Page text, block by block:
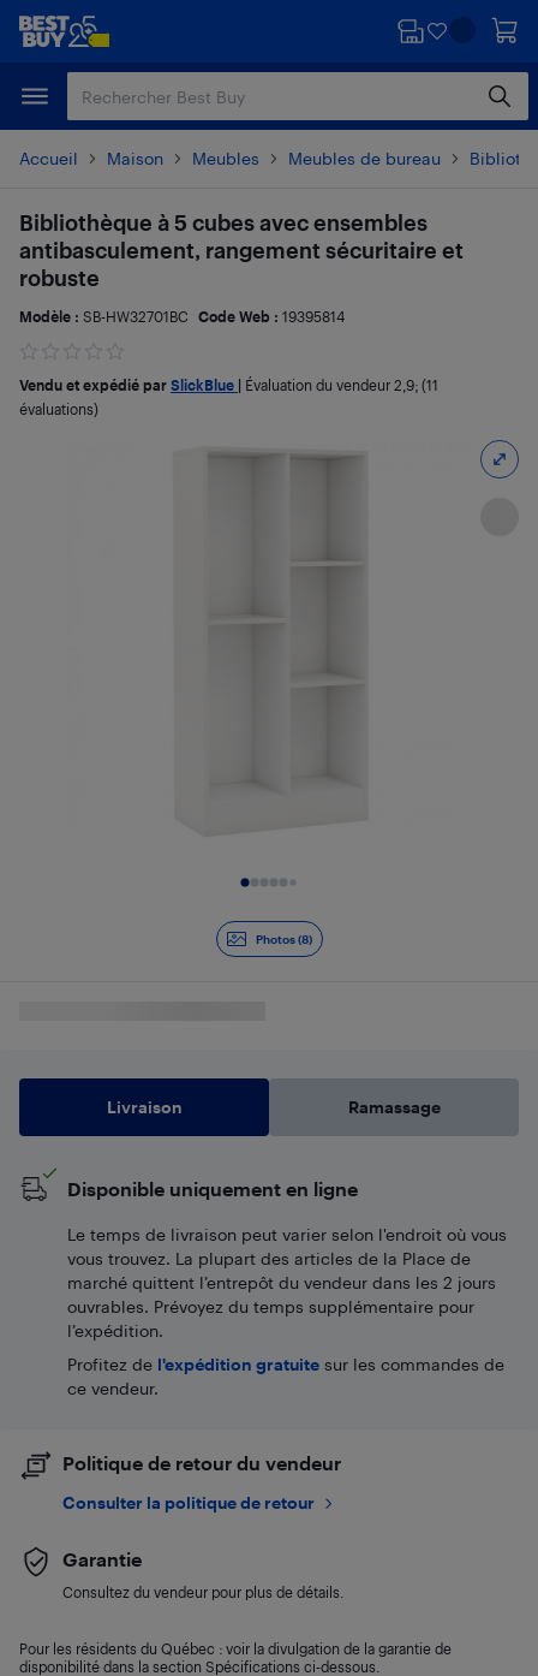
Passer
principal
Passer
Accueil Maison Meubles Meubles de bureau
Photos (8)
Bibliothèque à 5 cubes avec ensembles
antibasculement, rangement sécuritaire et
robuste
Modèle : SB-HW32701BC Code Web : 19395814
Vendu et expédié par SlickBlue Évaluation du vendeur 2,9; (11
évaluations)
Livraison Ramassage
Disponible uniquement en ligne
Le temps de livraison peut varier selon l'endroit où vous
vous trouvez. La plupart des articles de la Place de
marché quittent l’entrepôt du vendeur dans les 2 jours
ouvrables. Prévoyez du temps supplémentaire pour
l’expédition.
Profitez de l'expédition gratuite sur les commandes de
ce vendeur.
Politique de retour du vendeur
Consulter la politique de retour
Garantie
Consultez du vendeur pour plus de détails.
Pour les résidents du Québec : voir la divulgation de la garantie de
disponibilité dans la section Spécifications ci-dessous.